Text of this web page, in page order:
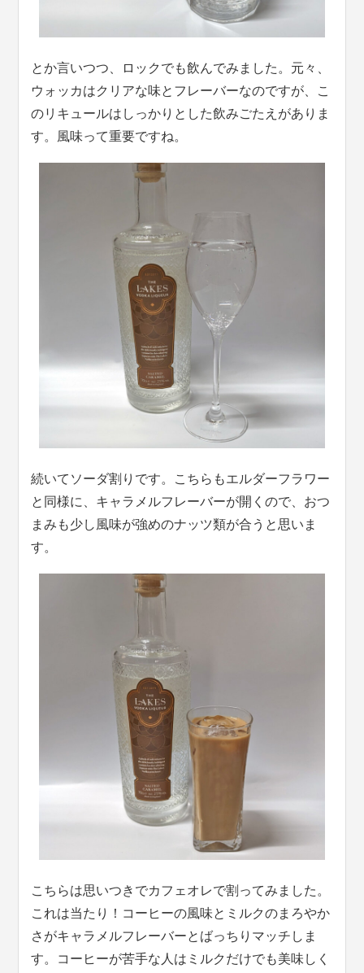
とか言いつつ、ロックでも飲んでみました。元々、
ウォッカはクリアな味とフレーバーなのですが、こ
のリキュールはしっかりとした飲みごたえがありま
す。風味って重要ですね。
続いてソーダ割りです。こちらもエルダーフラワー
と同様に、キャラメルフレーバーが開くので、おつ
まみも少し風味が強めのナッツ類が合うと思いま
す。
こちらは思いつきでカフェオレで割ってみました。
これは当たり！コーヒーの風味とミルクのまろやか
さがキャラメルフレーバーとばっちりマッチしま
す。コーヒーが苦手な人はミルクだけでも美味しく